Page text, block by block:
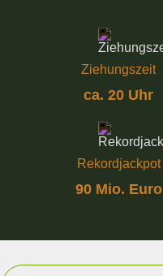
Ziehungszeit
ca. 20 Uhr
Rekordjackpot
90 Mio. Euro